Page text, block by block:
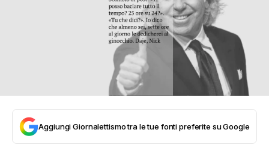
Aggiungi Giornalettismo tra le tue fonti preferite su Google